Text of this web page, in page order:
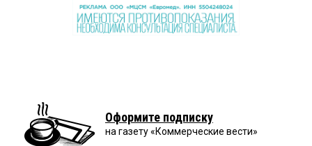
Оформите подписку
на газету «Коммерческие вести»